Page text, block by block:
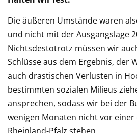
Die äußeren Umstände waren
und nicht mit der Ausgangslage
Nichtsdestotrotz müssen wir
Schlüsse aus dem Ergebnis, der
auch drastischen Verlusten in
bestimmten sozialen Milieus
ansprechen, sodass wir bei der
wenigen Monaten nicht vor